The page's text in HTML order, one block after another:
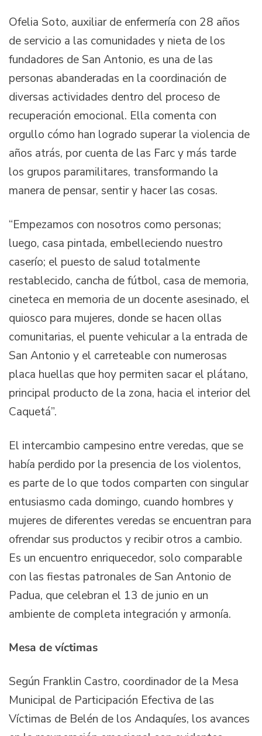
Ofelia Soto, auxiliar de enfermería con 28 años
de servicio a las comunidades y nieta de los
fundadores de San Antonio, es una de las
personas abanderadas en la coordinación de
diversas actividades dentro del proceso de
recuperación emocional. Ella comenta con
orgullo cómo han logrado superar la violencia de
años atrás, por cuenta de las Farc y más tarde
los grupos paramilitares, transformando la
manera de pensar, sentir y hacer las cosas.
“Empezamos con nosotros como personas;
luego, casa pintada, embelleciendo nuestro
caserío; el puesto de salud totalmente
restablecido, cancha de fútbol, casa de memoria,
cineteca en memoria de un docente asesinado, el
quiosco para mujeres, donde se hacen ollas
comunitarias, el puente vehicular a la entrada de
San Antonio y el carreteable con numerosas
placa huellas que hoy permiten sacar el plátano,
principal producto de la zona, hacia el interior del
Caquetá”.
El intercambio campesino entre veredas, que se
había perdido por la presencia de los violentos,
es parte de lo que todos comparten con singular
entusiasmo cada domingo, cuando hombres y
mujeres de diferentes veredas se encuentran para
ofrendar sus productos y recibir otros a cambio.
Es un encuentro enriquecedor, solo comparable
con las fiestas patronales de San Antonio de
Padua, que celebran el 13 de junio en un
ambiente de completa integración y armonía.
Mesa de víctimas
Según Franklin Castro, coordinador de la Mesa
Municipal de Participación Efectiva de las
Víctimas de Belén de los Andaquíes, los avances